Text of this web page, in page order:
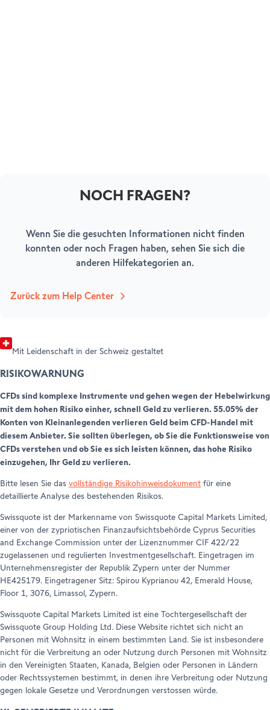
NOCH FRAGEN?
Wenn Sie die gesuchten Informationen nicht finden
konnten oder noch Fragen haben, sehen Sie sich die
anderen Hilfekategorien an.
Zurück zum Help Center
Ihr Konto eröffnen
Professionelle Kund:innen
HILFE & SUPPORT
Mit Leidenschaft in der Schweiz gestaltet
RISIKOWARNUNG
CFDs sind komplexe Instrumente und gehen wegen der Hebelwirkung
mit dem hohen Risiko einher, schnell Geld zu verlieren. 55.05% der
Konten von Kleinanlegenden verlieren Geld beim CFD-Handel mit
diesem Anbieter. Sie sollten überlegen, ob Sie die Funktionsweise von
CFDs verstehen und ob Sie es sich leisten können, das hohe Risiko
einzugehen, Ihr Geld zu verlieren.
Bitte lesen Sie das vollständige Risikohinweisdokument für eine
detaillierte Analyse des bestehenden Risikos.
Swissquote ist der Markenname von Swissquote Capital Markets Limited,
einer von der zypriotischen Finanzaufsichtsbehörde Cyprus Securities
and Exchange Commission unter der Lizenznummer CIF 422/22
zugelassenen und regulierten Investmentgesellschaft. Eingetragen im
Unternehmensregister der Republik Zypern unter der Nummer
HE425179. Eingetragener Sitz: Spirou Kyprianou 42, Emerald House,
Floor 1, 3076, Limassol, Zypern.
Swissquote Capital Markets Limited ist eine Tochtergesellschaft der
Swissquote Group Holding Ltd. Diese Website richtet sich nicht an
Personen mit Wohnsitz in einem bestimmten Land. Sie ist insbesondere
nicht für die Verbreitung an oder Nutzung durch Personen mit Wohnsitz
in den Vereinigten Staaten, Kanada, Belgien oder Personen in Ländern
oder Rechtssystemen bestimmt, in denen ihre Verbreitung oder Nutzung
gegen lokale Gesetze und Verordnungen verstossen würde.